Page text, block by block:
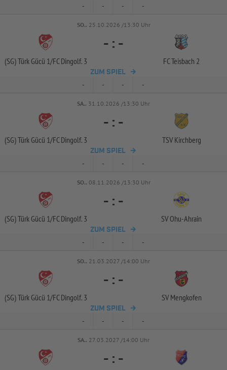
- - - -
SO.. 25.10.2026 /13:30 Uhr
(SG) Türk Gücü 1/FC Dingolf. 3
- : -
FC Teisbach 2
ZUM SPIEL
- - - -
SA.. 31.10.2026 /13:30 Uhr
(SG) Türk Gücü 1/FC Dingolf. 3
- : -
TSV Kirchberg
ZUM SPIEL
- - - -
SO.. 08.11.2026 /13:30 Uhr
(SG) Türk Gücü 1/FC Dingolf. 3
- : -
SV Ohu-Ahrain
ZUM SPIEL
- - - -
SO.. 21.03.2027 /14:00 Uhr
(SG) Türk Gücü 1/FC Dingolf. 3
- : -
SV Mengkofen
ZUM SPIEL
- - - -
SA.. 27.03.2027 /14:00 Uhr
- : -